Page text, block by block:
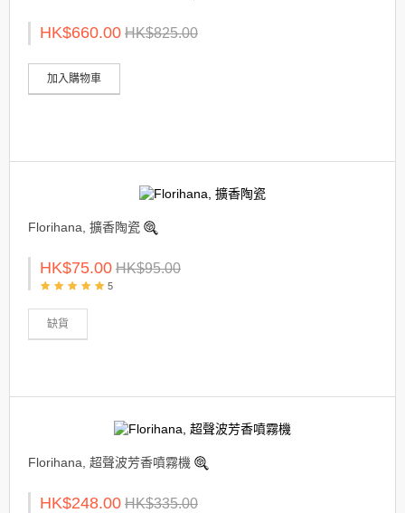
HK$660.00 HK$825.00
加入購物車
Florihana, 擴香陶瓷
HK$75.00 HK$95.00
5
缺貨
Florihana, 超聲波芳香噴霧機
HK$248.00 HK$335.00